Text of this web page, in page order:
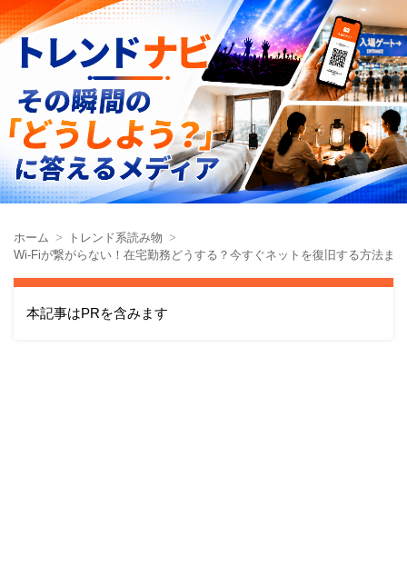
ホーム
トレンド系読み物
Wi-Fiが繋がらない！在宅勤務どうする？今すぐネットを復旧する方法ま
本記事はPRを含みます